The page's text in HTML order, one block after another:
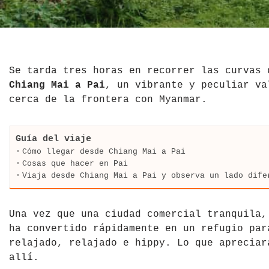
El Salvador
Hawái
México
Paraguay
Perú
Venezuela
Jordania
La India
Madagascar
Maldivas
Mongolia
Qatar
Tailandia
Croacia
Escocia
Eslovenia
Finlandia
Francia
Hungría
Inglaterra
Se tarda tres horas en recorrer las
Chiang Mai a Pai, un vibrante y peculiar
cerca de la frontera con Myanmar.
Guía del viaje
Cómo llegar desde Chiang Mai a Pai
Cosas que hacer en Pai
Viaja desde Chiang Mai a Pai y observa un lado
Una vez que una ciudad comercial
ha convertido rápidamente en un refugio
relajado, relajado e hippy. Lo que
allí.